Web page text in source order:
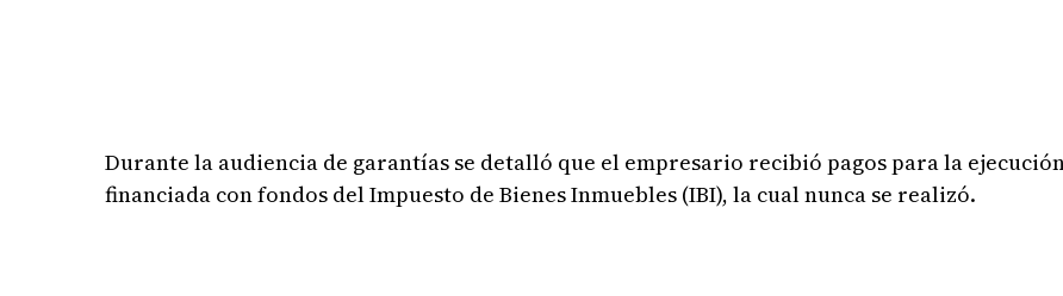
Durante la audiencia de garantías se detalló que el empresario recibió pagos para la
financiada con fondos del Impuesto de Bienes Inmuebles (IBI), la cual nunca se realizó.